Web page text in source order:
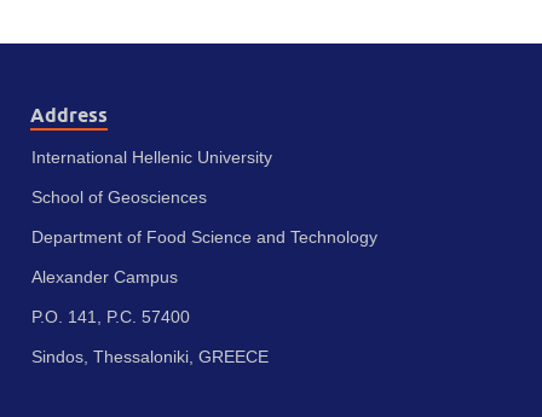
Address
International Hellenic University
School of Geosciences
Department of Food Science and Technology
Alexander Campus
P.O. 141, P.C. 57400
Sindos, Thessaloniki, GREECE